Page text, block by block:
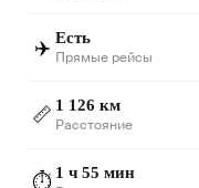
✈️ Есть
Прямые рейсы
📏 1 126 км
Расстояние
⏱️ 1 ч 55 мин